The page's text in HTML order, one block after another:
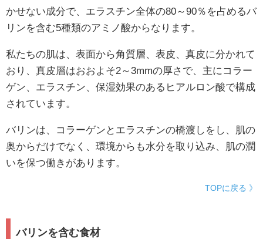
かせない成分で、エラスチン全体の80～90％を占めるバ
リンを含む5種類のアミノ酸からなります。
私たちの肌は、表面から角質層、表皮、真皮に分かれて
おり、真皮層はおおよそ2～3mmの厚さで、主にコラー
ゲン、エラスチン、保湿効果のあるヒアルロン酸で構成
されています。
バリンは、コラーゲンとエラスチンの橋渡しをし、肌の
奥からだけでなく、環境からも水分を取り込み、肌の潤
いを保つ働きがあります。
TOPに戻る 》
バリンを含む食材